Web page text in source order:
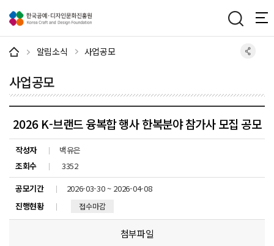
알림소식 사업공모
사업공모
2026 K-브랜드 융복합 행사 한복분야 참가사 모집 공모
작성자
백유은
조회수
3352
공모기간
2026-03-30 ~ 2026-04-08
진행현황
접수마감
첨부파일